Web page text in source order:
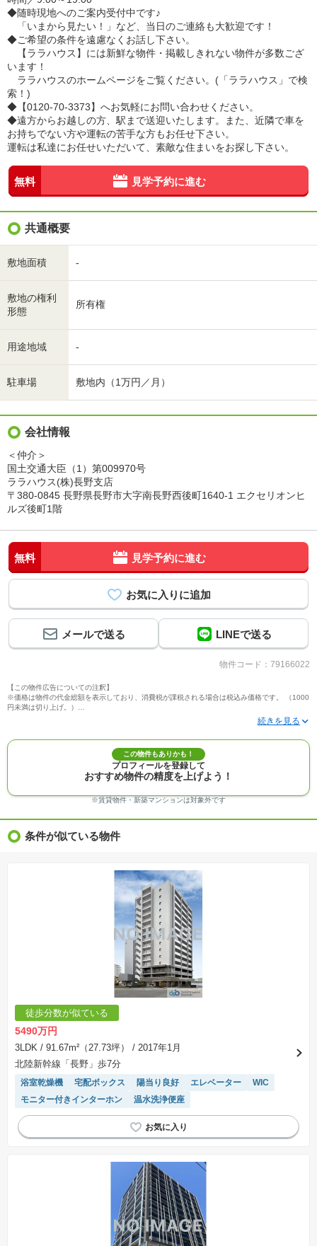
◆随時現地へのご案内受付中です♪
「いまから見たい！」など、当日のご連絡も大歓迎です！
◆ご希望の条件を遠慮なくお話し下さい。
【ララハウス】には新鮮な物件・掲載しきれない物件が多数ござ
います！
ララハウスのホームページをご覧ください。(「ララハウス」で検
索！)
◆【0120-70-3373】へお気軽にお問い合わせください。
◆遠方からお越しの方、駅まで送迎いたします。また、近隣で車を
お持ちでない方や運転の苦手な方もお任せ下さい。
運転は私達にお任せいただいて、素敵な住まいをお探し下さい。
無料 見学予約に進む
共通概要
敷地面積 -
敷地の権利
形態
所有権
用途地域 -
駐車場 敷地内（1万円／月）
会社情報
＜仲介＞
国土交通大臣（1）第009970号
ララハウス(株)長野支店
〒380-0845 長野県長野市大字南長野西後町1640-1 エクセリオンヒ
ルズ後町1階
無料 見学予約に進む
メールで送る LINEで送る
物件コード：79166022
【この物件広告についての注釈】
※価格は物件の代金総額を表示しており、消費税が課税される場合は税込み価格です。 （1000
円未満は切り上げ。）
※写真に写っている、またはパース（絵）や間取り図に描かれている家具や車などは、特にコ
※建築条件付き土地価格には、建物価格は含まれません。
※物件情報は、原則として情報提供日の２日前に最終確認した情報です。
※完成予想図はいずれも外構、植栽、外観等実際のものとは多少異なることがあります。
※モデルルーム・モデルハウス・展示場・ショールームの画像の場合、今回販売の物件と異な
※ＣＧ合成の画像の場合、実際とは多少異なる場合があります。
※物件特徴：販売戸数が複数の物件は、全ての住戸に該当しない項目もあります。
※価格更新：物件価格が変更された日から１週間表示されます。
※建築条件土地の情報内に掲載されている、建物プラン例は、土地購入者の設計プランの参考
の一例であって、プランの採用可否は任意です。
※土地（建築条件なし）で「建物プラン例」が表記してある時、そのプラン例は特定の建築請
負会社によるもので、当該建築請負会社以外で建てた場合、同様のものが同価格で建てられる
とは限りません。また建築請負会社を特定するものではありません。
※建築条件付き土地とは、その土地に建築する建物の建築請負契約が、一定期間内に成立する
ことを条件として売買される土地のことをいいます。建築請負契約成立に向けて設計プランを
協議するため、土地購入者が自己の希望する建物の設計協議をするために必要な相当の期間の
交渉期間が設定され、その期間内で希望を満たすプランが実現できたかどうかにより結論を出
します。なお、この期間は概ね3ヶ月程度とされています。納得のいくプランが出来ず、建築請
負契約が成立しない場合、土地売買契約は白紙に戻り、土地契約にかかった代金（土地代金、
手付金など）は名目のいかんに関わらず、全て返却されます。
※課税対象物件の「価格」や「費用等」は消費税込みの「総額表示」で統一しています。
※「本体価格」とは、課税対象物件においては「消費税を除いた建物価格」と「土地価格」の
合計額を指します。
表示されておりません。
※取引にかかる費用：物件の契約手続き、決済、引き渡し時にかかる費用を表示しています。
不動産会社によって表記有無が異なるため、ご自身で十分な確認をしていただくようにお願い
いたします。
場合があります。
この物件もありかも！
プロフィールを登録して
おすすめ物件の精度を上げよう！
※賃貸物件・新築マンションは対象外です
条件が似ている物件
徒歩分数が似ている
5490万円
3LDK / 91.67m²（27.73坪）
/ 2017年1月
北陸新幹線「長野」歩7分
浴室乾燥機 宅配ボックス 陽当り良好 エレベーター
WIC
モニター付きインターホン
温水洗浄便座